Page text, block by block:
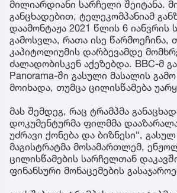
მილიარდიანი სარჩელი შეიტანა.
განცხადებით, ტელეკომპანიამ
დაამონტაჟა 2021 წლის 6 იანვრის
გამოსვლა, რათა ისე წარმოეჩინა,
კაპიტოლიუმის დარბევამდე
ძალადობისკენ აქეზებდა. BBC-მ
Panorama-ში გასული მასალის
მოიხადა, თუმცა ცილისწამება
მას შემდეგ, რაც ტრამპმა
დოკუმენტურმა ფილმმა
უძრავი ქონება და ბიზნესი“,
მაგისტრატმა მოსამართლემ,
ცილისწამების სარჩელთან
ფინანსური მონაცემების